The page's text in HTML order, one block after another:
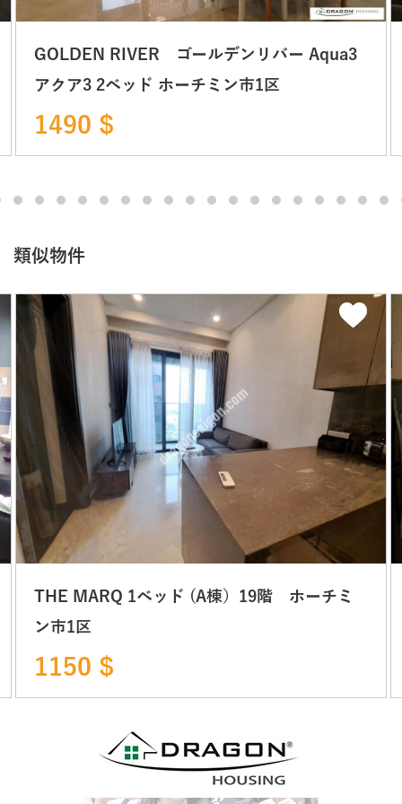
GOLDEN RIVER ゴールデンリバー Aqua3
アクア3 2ベッド ホーチミン市1区
1490 $
類似物件
THE MARQ 1ベッド (A棟）19階 ホーチミ
ン市1区
1150 $